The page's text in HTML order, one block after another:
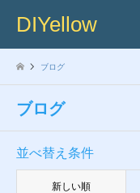
DIYellow
ブログ
ブログ
並べ替え条件
新しい順